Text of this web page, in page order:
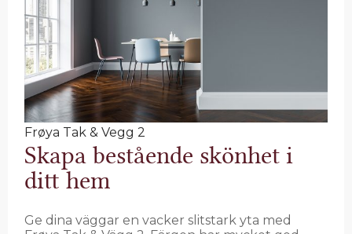
Frøya Tak & Vegg 2
Skapa bestående skönhet i
ditt hem
Ge dina väggar en vacker slitstark yta med